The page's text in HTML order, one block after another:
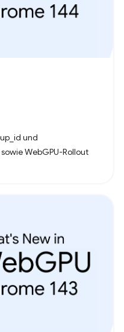
und
WebGPU-Rollout